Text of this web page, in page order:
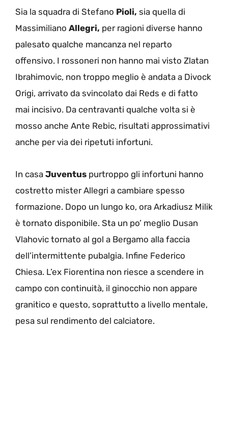
Sia la squadra di Stefano Pioli, sia quella di
Massimiliano Allegri, per ragioni diverse hanno
palesato qualche mancanza nel reparto
offensivo. I rossoneri non hanno mai visto Zlatan
Ibrahimovic, non troppo meglio è andata a Divock
Origi, arrivato da svincolato dai Reds e di fatto
mai incisivo. Da centravanti qualche volta si è
mosso anche Ante Rebic, risultati approssimativi
anche per via dei ripetuti infortuni.
In casa Juventus purtroppo gli infortuni hanno
costretto mister Allegri a cambiare spesso
formazione. Dopo un lungo ko, ora Arkadiusz Milik
è tornato disponibile. Sta un po’ meglio Dusan
Vlahovic tornato al gol a Bergamo alla faccia
dell’intermittente pubalgia. Infine Federico
Chiesa. L’ex Fiorentina non riesce a scendere in
campo con continuità, il ginocchio non appare
granitico e questo, soprattutto a livello mentale,
pesa sul rendimento del calciatore.